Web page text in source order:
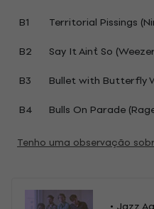
B1
Territorial Pissings
B2
Say It Ain`t So
B3
Bullet with Butterfly
B4
Bulls On Parade
Tenho uma observação